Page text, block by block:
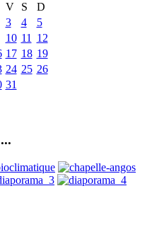
V S
D
3 4
5
10 11
12
17 18 19
24 25 26
31